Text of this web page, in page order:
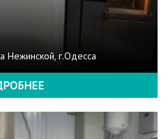
Нежинской, г.Одесса